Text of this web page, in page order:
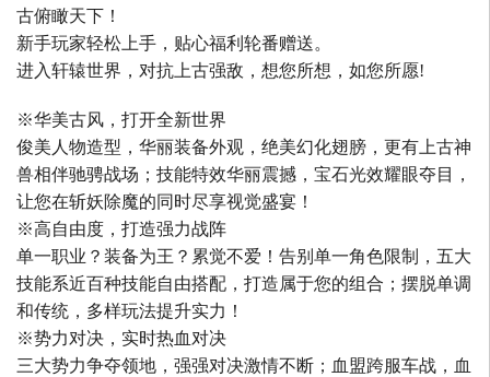
古俯瞰天下！
新手玩家轻松上手，贴心福利轮番赠送。
进入轩辕世界，对抗上古强敌，想您所想，如您所愿!
※华美古风，打开全新世界
俊美人物造型，华丽装备外观，绝美幻化翅膀，更有上古神
兽相伴驰骋战场；技能特效华丽震撼，宝石光效耀眼夺目，
让您在斩妖除魔的同时尽享视觉盛宴！
※高自由度，打造强力战阵
单一职业？装备为王？累觉不爱！告别单一角色限制，五大
技能系近百种技能自由搭配，打造属于您的组合；摆脱单调
和传统，多样玩法提升实力！
※势力对决，实时热血对决
三大势力争夺领地，强强对决激情不断；血盟跨服车战，血